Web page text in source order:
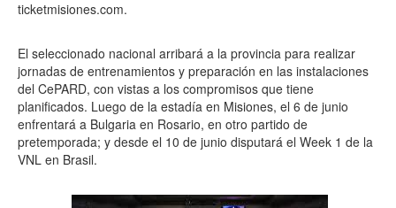
ticketmisiones.com.
El seleccionado nacional arribará a la provincia para realizar
jornadas de entrenamientos y preparación en las instalaciones
del CePARD, con vistas a los compromisos que tiene
planificados. Luego de la estadía en Misiones, el 6 de junio
enfrentará a Bulgaria en Rosario, en otro partido de
pretemporada; y desde el 10 de junio disputará el Week 1 de la
VNL en Brasil.